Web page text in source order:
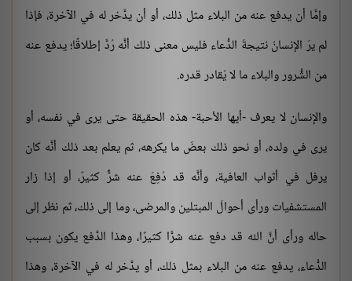
وإمَّا أن يدفع عنه من البلاء مثل ذلك، أو أن يدَّخر له في الآخرة، فإذا
لم يرَ الإنسانُ نتيجةَ الدُّعاء فليس معنى ذلك أنَّه رُدَّ إطلاقًا؛ يدفع عنه
من الشُّرور والبلاء ما لا يُقادر قدره.
والإنسان لا يعرف -أيها الأحبة- هذه الحقيقة حتى يرى في نفسه، أو
يرى في ولده، أو نحو ذلك بعضَ ما يكرهه، ثم يعلم بعد ذلك أنَّه كان
يرفل في أثواب العافية، وأنَّه قد دُفِعَ عنه شرٌّ كثيرٌ، أو إذا زار
المستشفيات ورأى أحوالَ المبتلين والمرضى، وما إلى ذلك، ثم نظر إلى
حاله ورأى أنَّ الله قد دفع عنه شرًّا كثيرًا، وهذا الدَّفع يكون بسبب
الدُّعاء، يدفع عنه من البلاء بمثل ذلك، أو يدَّخر له في الآخرة، وهذا